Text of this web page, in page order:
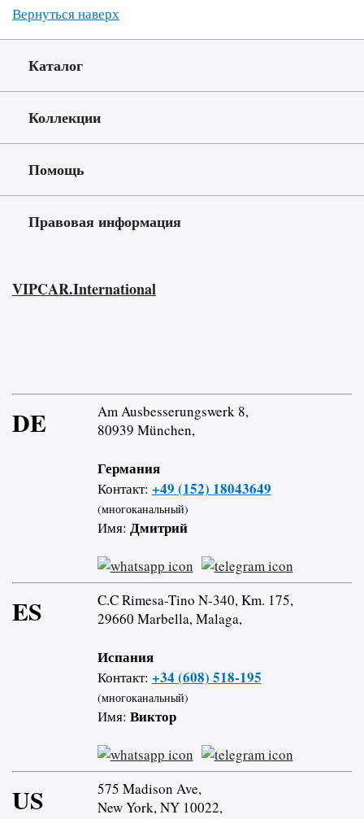
Вернуться наверх
Каталог
Коллекции
Помощь
Правовая информация
VIPCAR.International
DE
Am Ausbesserungswerk 8,
80939 München,
Германия
Контакт: +49 (152) 18043649
(многоканальный)
Имя: Дмитрий
ES
C.C Rimesa-Tino N-340, Km. 175,
29660 Marbella, Malaga,
Испания
Контакт: +34 (608) 518-195
(многоканальный)
Имя: Виктор
US
575 Madison Ave,
New York, NY 10022,